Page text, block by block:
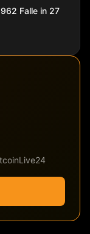
Falle in 27